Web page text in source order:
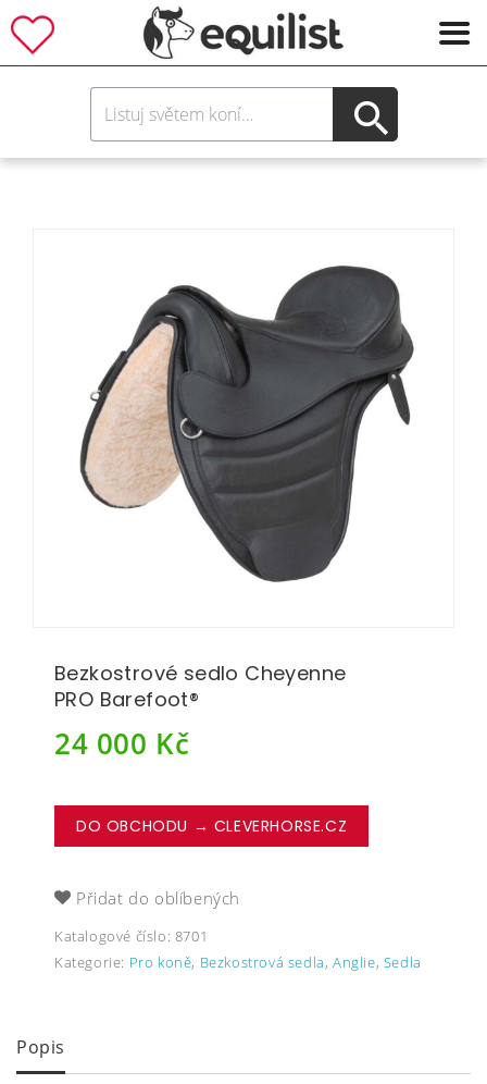
Bezkostrové sedlo Cheyenne
PRO Barefoot®
24 000 Kč
DO OBCHODU → CLEVERHORSE.CZ
Přidat do oblíbených
Katalogové číslo: 8701
Kategorie: Pro koně, Bezkostrová sedla,Anglie, Sedla
Popis